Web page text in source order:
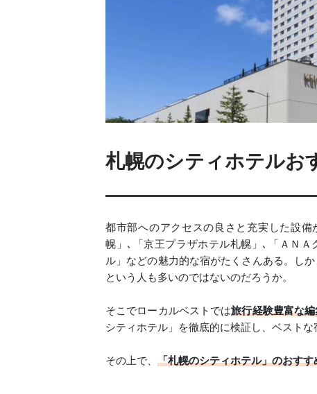
札幌のシティホテルお
都市部へのアクセスの良さと充実した設
幌」､「京王プラザホテル札幌」､「ＡＮ
ル」などの魅力的な宿がたくさんある。し
という人も多いのではないのだろうか。
そこでローカルベストでは旅行経験豊富な
シティホテル」を徹底的に検証し、ベストな
その上で、 「札幌のシティホテル」のおす